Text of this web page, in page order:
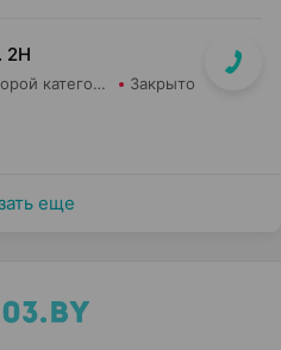
2Н
Экомаркет ООО Аптека №1 второй категории Закрыто
еще